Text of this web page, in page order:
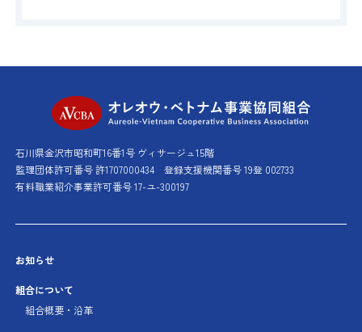
オレオウ
石川県金沢市昭和町16番1号 ヴィサージュ15階
監理団体許可番号 許1707000434登録支援機関番号 19登 002733
有料職業紹介事業許可番号 17-ユ-300197
お知らせ
組合について
組合概要・沿革